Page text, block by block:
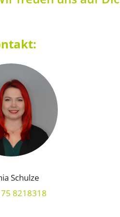
Schulze
8218318